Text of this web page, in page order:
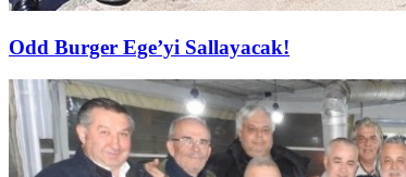
Odd Burger Ege’yi Sallayacak!